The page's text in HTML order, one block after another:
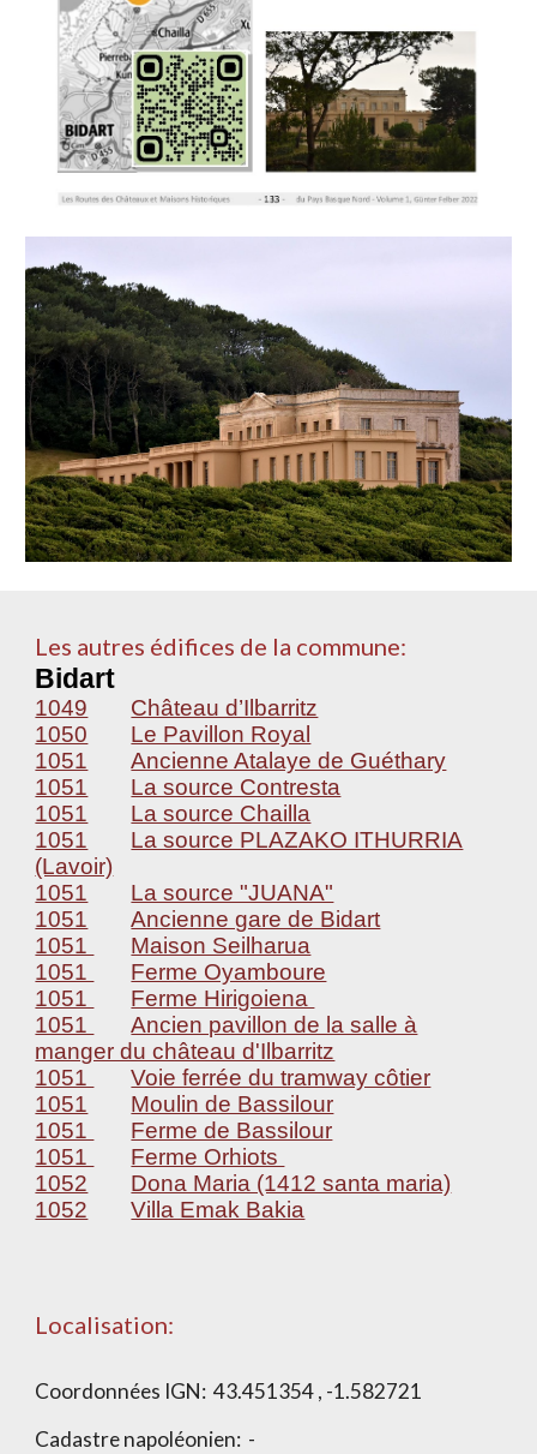
Les autres édifices de la commune:
Bidart
1049
Château d’Ilbarritz
1050
Le Pavillon Royal
1051
Ancienne Atalaye de Guéthary
1051
La source Contresta
1051
La source Chailla
1051
La source PLAZAKO ITHURRIA
(Lavoir)
1051
La source "JUANA"
1051
Ancienne gare de Bidart
1051
Maison Seilharua
1051
Ferme Oyamboure
1051
Ferme Hirigoiena
1051
Ancien pavillon de la salle à
manger du château d'Ilbarritz
1051
Voie ferrée du tramway côtier
1051
Moulin de Bassilour
1051
Ferme de Bassilour
1051
Ferme Orhiots
1052
Dona Maria (1412 santa maria)
1052
Villa Emak Bakia
Localisation:
Coordonnées IGN:43.451354 , -1.582721
Cadastre napoléonien: -